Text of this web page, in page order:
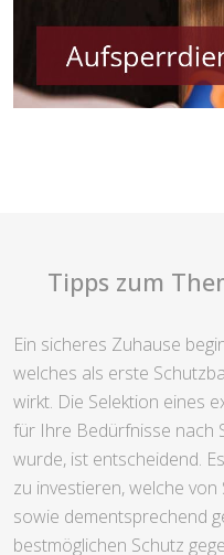
Tipps zum
Ein sicheres Zuhause
welches als erste
wirkt. Die Selektion eines
für Ihre Bedürfnisse nach
wurde, ist entscheidend.
zu investieren, welche
sowie dementsprechend
bestmöglichen Schutz